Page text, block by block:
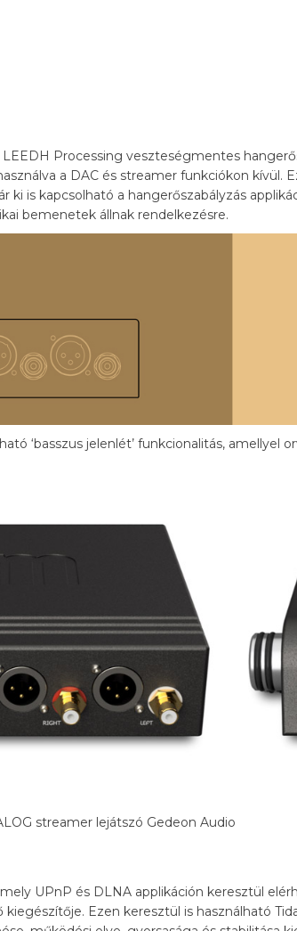
LEEDH Processing veszteségmentes
a DAC és streamer funkciókon
ki is kapcsolható a hangerőszabályzás
bemenetek állnak rendelkezésre.
‘basszus jelenlét’ funkcionalitás,
UPnP és DLNA applikáción keresztül
Ezen keresztül is használható